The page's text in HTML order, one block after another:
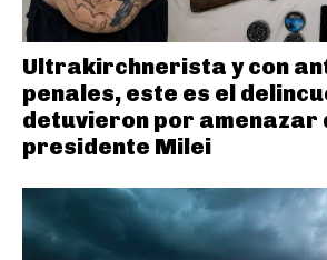
Ultrakirchnerista y con
penales, este es el
detuvieron por amenazar
presidente Milei